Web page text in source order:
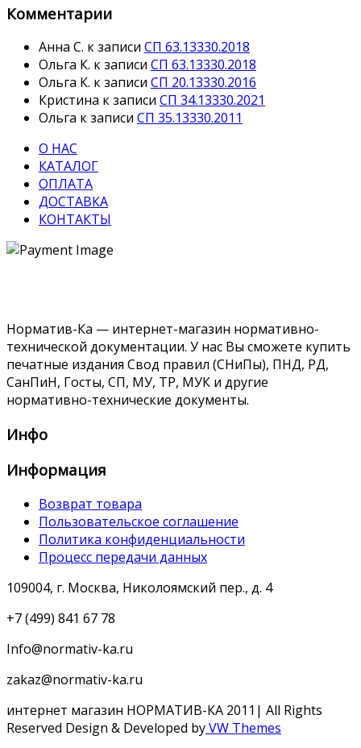
Комментарии
Анна С. к записи СП 63.13330.2018
Ольга К. к записи СП 63.13330.2018
Ольга К. к записи СП 20.13330.2016
Кристина к записи СП 34.13330.2021
Ольга к записи СП 35.13330.2011
О НАС
КАТАЛОГ
ОПЛАТА
ДОСТАВКА
КОНТАКТЫ
Норматив-Ка — интернет-магазин нормативно-
технической документации. У нас Вы сможете купить
печатные издания Свод правил (СНиПы), ПНД, РД,
СанПиН, Госты, СП, МУ, ТР, МУК и другие
нормативно-технические документы.
Инфо
Информация
Возврат товара
Пользовательское соглашение
Политика конфиденциальности
Процесс передачи данных
109004, г. Москва, Николоямский пер., д. 4
+7 (499) 841 67 78
Info@normativ-ka.ru
zakaz@normativ-ka.ru
интернет магазин НОРМАТИВ-КА 2011| All Rights
Reserved Design & Developed byVW Themes